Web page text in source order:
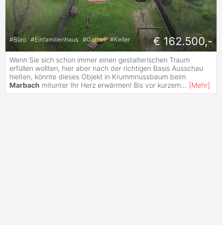
#Büro #Einfamilienhaus #Garten #Keller € 162.500,-
Wenn Sie sich schon immer einen gestalterischen Traum
erfüllen wollten, hier aber nach der richtigen Basis Ausschau
hielten, könnte dieses Objekt in Krummnussbaum beim
Marbach mitunter Ihr Herz erwärmen! Bis vor kurzem... [Mehr]